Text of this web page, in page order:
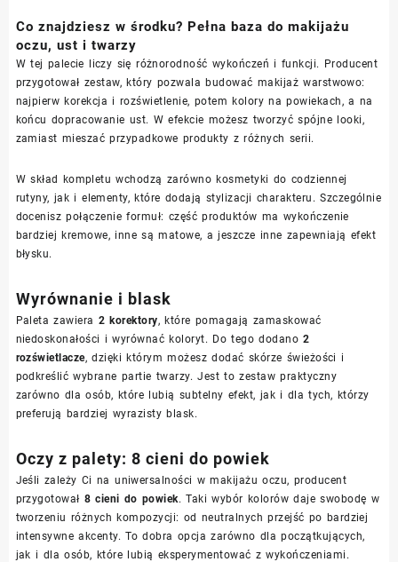
Co znajdziesz w środku? Pełna baza do makijażu
oczu, ust i twarzy
W tej palecie liczy się różnorodność wykończeń i funkcji. Producent
przygotował zestaw, który pozwala budować makijaż warstwowo:
najpierw korekcja i rozświetlenie, potem kolory na powiekach, a na
końcu dopracowanie ust. W efekcie możesz tworzyć spójne looki,
zamiast mieszać przypadkowe produkty z różnych serii.
W skład kompletu wchodzą zarówno kosmetyki do codziennej
rutyny, jak i elementy, które dodają stylizacji charakteru. Szczególnie
docenisz połączenie formuł: część produktów ma wykończenie
bardziej kremowe, inne są matowe, a jeszcze inne zapewniają efekt
błysku.
Wyrównanie i blask
Paleta zawiera 2 korektory, które pomagają zamaskować
niedoskonałości i wyrównać koloryt. Do tego dodano2
rozświetlacze, dzięki którym możesz dodać skórze świeżości i
podkreślić wybrane partie twarzy. Jest to zestaw praktyczny
zarówno dla osób, które lubią subtelny efekt, jak i dla tych, którzy
preferują bardziej wyrazisty blask.
Oczy z palety: 8 cieni do powiek
Jeśli zależy Ci na uniwersalności w makijażu oczu, producent
przygotował 8 cieni do powiek. Taki wybór kolorów daje swobodę w
tworzeniu różnych kompozycji: od neutralnych przejść po bardziej
intensywne akcenty. To dobra opcja zarówno dla początkujących,
jak i dla osób, które lubią eksperymentować z wykończeniami.